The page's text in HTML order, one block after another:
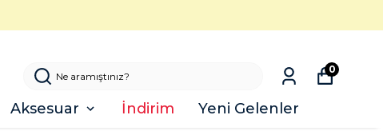
Aksesuar İndirim Yeni Gelenler
0